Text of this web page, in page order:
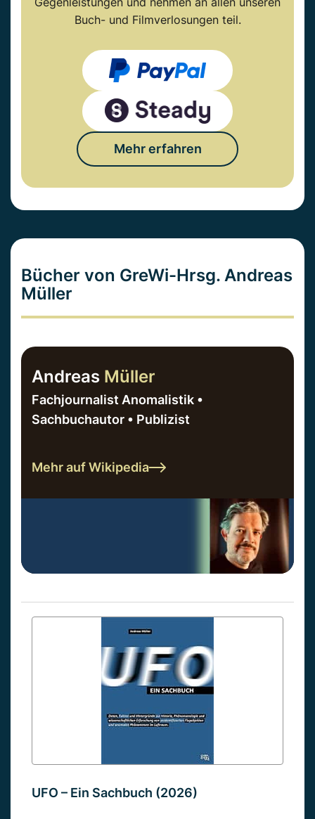
Buch- und Filmverlosungen teil.
Mehr erfahren
Bücher von GreWi-Hrsg. Andreas
Müller
Andreas Müller
Fachjournalist Anomalistik •
Sachbuchautor • Publizist
Mehr auf Wikipedia
UFO – Ein Sachbuch (2026)